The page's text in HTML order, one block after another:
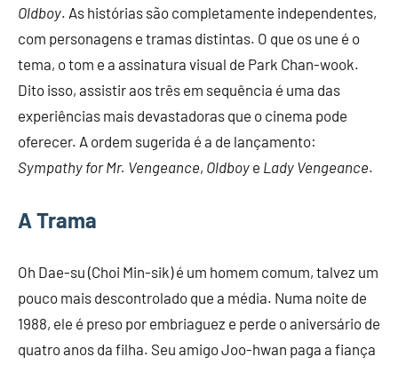
Oldboy. As histórias são completamente independentes,
com personagens e tramas distintas. O que os une é o
tema, o tom e a assinatura visual de Park Chan-wook.
Dito isso, assistir aos três em sequência é uma das
experiências mais devastadoras que o cinema pode
oferecer. A ordem sugerida é a de lançamento:
Sympathy for Mr. Vengeance, Oldboy e Lady Vengeance.
A Trama
Oh Dae-su (Choi Min-sik) é um homem comum, talvez um
pouco mais descontrolado que a média. Numa noite de
1988, ele é preso por embriaguez e perde o aniversário de
quatro anos da filha. Seu amigo Joo-hwan paga a fiança